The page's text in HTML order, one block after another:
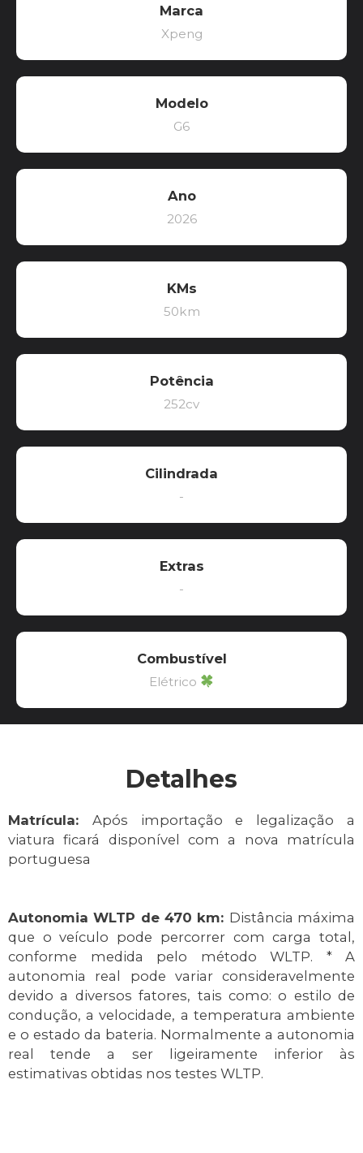
Marca
Xpeng
Modelo
G6
Ano
2026
KMs
50km
Potência
252cv
Cilindrada
-
Extras
-
Combustível
Elétrico
Detalhes
Matrícula: Após importação e legalização a
viatura ficará disponível com a nova matrícula
portuguesa
Autonomia WLTP de 470 km: Distância máxima
que o veículo pode percorrer com carga total,
conforme medida pelo método WLTP. * A
autonomia real pode variar consideravelmente
devido a diversos fatores, tais como: o estilo de
condução, a velocidade, a temperatura ambiente
e o estado da bateria. Normalmente a autonomia
real tende a ser ligeiramente inferior às
estimativas obtidas nos testes WLTP.